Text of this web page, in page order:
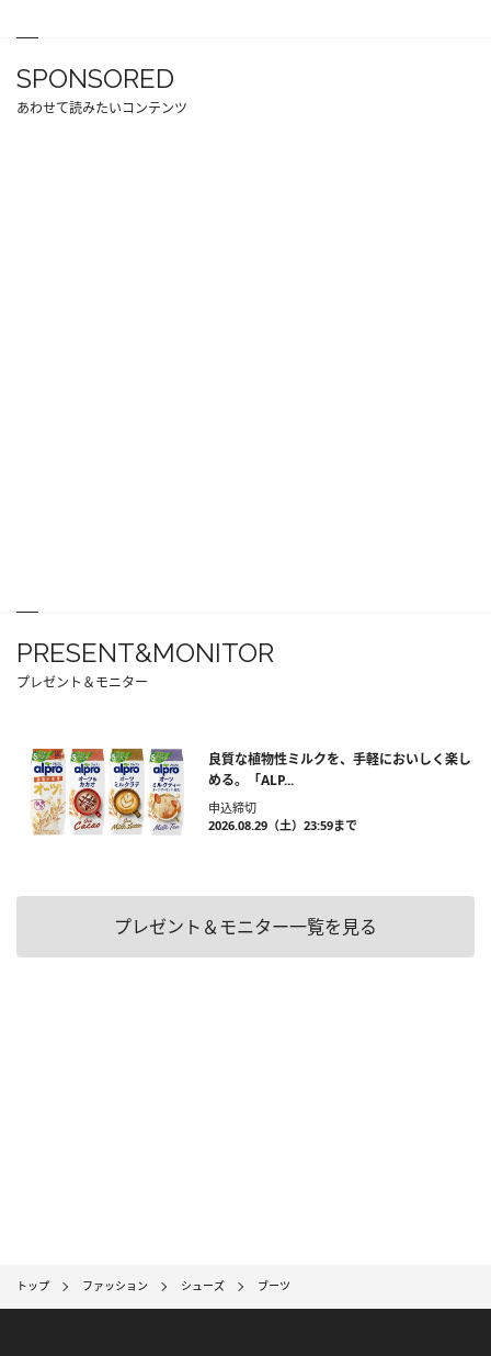
SPONSORED
あわせて読みたいコンテンツ
PRESENT&MONITOR
プレゼント＆モニター
良質な植物性ミルクを、手軽においしく楽し
める。「ALP...
申込締切
2026.08.29（土）23:59まで
プレゼント＆モニター一覧を見る
トップ ファッション シューズ ブーツ